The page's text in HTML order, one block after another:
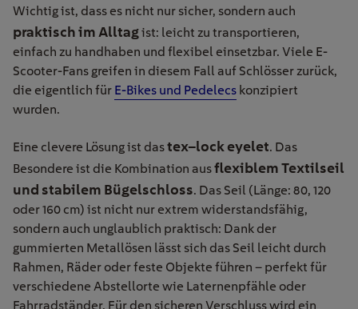
Wichtig ist, dass es nicht nur sicher, sondern auch
praktisch im Alltagist: leicht zu transportieren,
einfach zu handhaben und flexibel einsetzbar. Viele E-
Scooter-Fans greifen in diesem Fall auf Schlösser zurück,
die eigentlich für E-Bikes und Pedelecs konzipiert
wurden.
Eine clevere Lösung ist dastex–lock eyelet. Das
Besondere ist die Kombination ausflexiblem Textilseil
und stabilem Bügelschloss. Das Seil (Länge: 80, 120
oder 160 cm) ist nicht nur extrem widerstandsfähig,
sondern auch unglaublich praktisch: Dank der
gummierten Metallösen lässt sich das Seil leicht durch
Rahmen, Räder oder feste Objekte führen – perfekt für
verschiedene Abstellorte wie Laternenpfähle oder
Fahrradständer. Für den sicheren Verschluss wird ein